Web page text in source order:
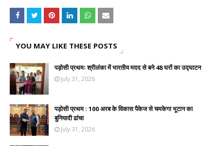
YOU MAY LIKE THESE POSTS
पड़ोसी प्रथमः श्रीलंका में भारतीय मदद से बने 48 घरों का उद्घाटन
July 31, 2026
पड़ोसी प्रथम : 100 अरब के विकास पैकेज से चमकेगा भूटान का
बुनियादी ढांचा
July 31, 2026